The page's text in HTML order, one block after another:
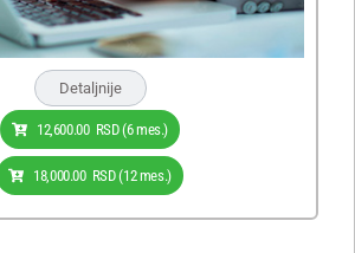
Detaljnije
12,600.00 RSD(6 mes.)
18,000.00 RSD(12 mes.)